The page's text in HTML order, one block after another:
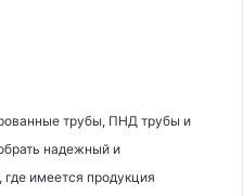
трубы, ПНД трубы и
надежный и
имеется продукция